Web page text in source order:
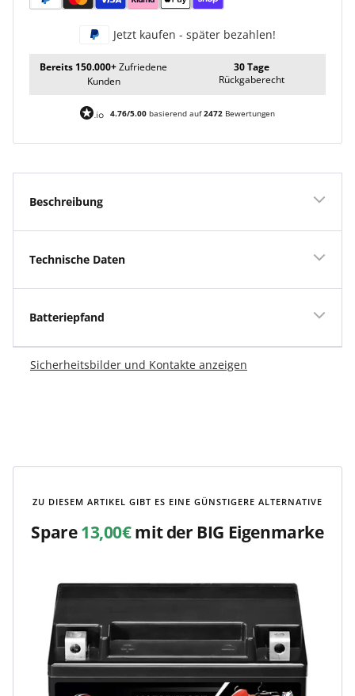
Jetzt kaufen - später bezahlen!
Bereits 150.000+Zufriedene
Kunden
30 Tage
Rückgaberecht
4.76/5.00 basierend auf2472 Bewertungen
Beschreibung
Technische Daten
Batteriepfand
Sicherheitsbilder und Kontakte anzeigen
ZU DIESEM ARTIKEL GIBT ES EINE GÜNSTIGERE ALTERNATIVE
Spare13,00€mit der BIG Eigenmarke